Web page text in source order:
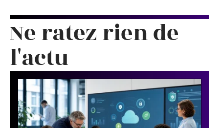
Ne ratez rien de
l'actu